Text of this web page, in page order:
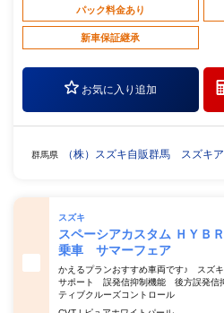
パック料金あり
新車保証継承
お気に入り追加
群馬県 （株）スズキ自販群馬 スズキ
スズキ
スペーシアカスタム ＨＹ
乗車 サマーフェア
かえるプランおすすめ車両です♪ スズ
サポート 誤発信抑制機能 後方誤発
ティブクルーズコントロール